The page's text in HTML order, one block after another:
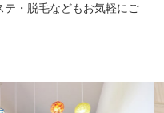
テ・脱毛などもお気軽にご